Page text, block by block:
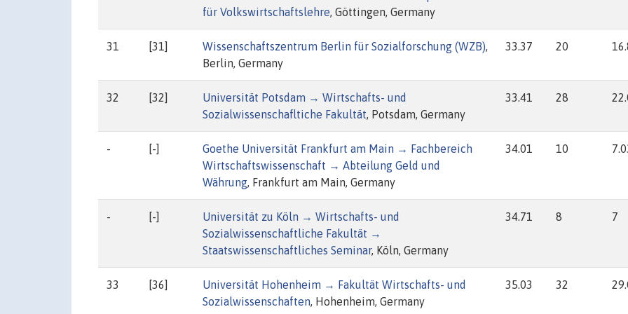
für Volkswirtschaftslehre, Göttingen, Germany
31 [31] Wissenschaftszentrum Berlin für Sozialforschung (WZB),
Berlin, Germany
33.37 20
32 [32]
Universität Potsdam → Wirtschafts- und
Sozialwissenschafltiche Fakultät, Potsdam, Germany
33.41 28
- [-]
Goethe Universität Frankfurt am Main → Fachbereich
Wirtschaftswissenschaft → Abteilung Geld und
Währung, Frankfurt am Main, Germany
34.01 10
- [-]
Universität zu Köln → Wirtschafts- und
Sozialwissenschaftliche Fakultät →
Staatswissenschaftliches Seminar, Köln, Germany
34.71 8 7
33 [36]
Universität Hohenheim → Fakultät Wirtschafts- und
Sozialwissenschaften, Hohenheim, Germany
35.03 32